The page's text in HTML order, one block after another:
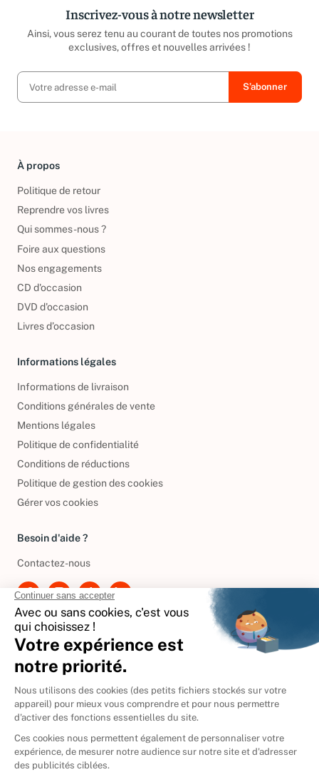
Inscrivez-vous à notre newsletter
Ainsi, vous serez tenu au courant de toutes nos promotions
exclusives, offres et nouvelles arrivées !
À propos
Politique de retour
Reprendre vos livres
Qui sommes-nous ?
Foire aux questions
Nos engagements
CD d'occasion
DVD d'occasion
Livres d’occasion
Informations légales
Informations de livraison
Conditions générales de vente
Mentions légales
Politique de confidentialité
Conditions de réductions
Politique de gestion des cookies
Gérer vos cookies
Besoin d'aide ?
Contactez-nous
International
🇪🇸 Espagne
🇩🇪Allemagne
🇮🇹 Italie